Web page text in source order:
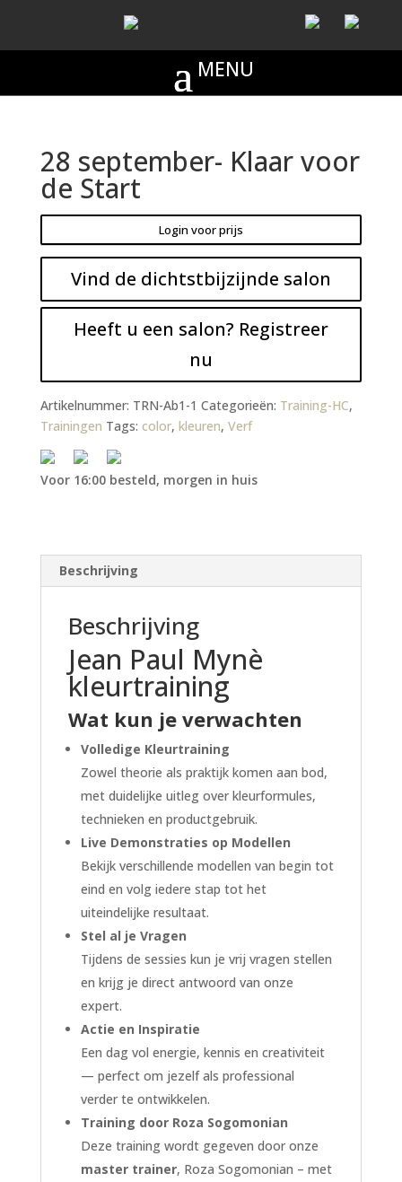
28 september- Klaar voor
de Start
Login voor prijs
Vind de dichtstbijzijnde salon
Heeft u een salon? Registreer
nu
Artikelnummer: TRN-Ab1-1 Categorieën: Training-HC,
Trainingen Tags: color, kleuren, Verf
Voor 16:00 besteld, morgen in huis
Beschrijving
Beschrijving
Jean Paul Mynè
kleurtraining
Wat kun je verwachten
Volledige Kleurtraining
Zowel theorie als praktijk komen aan bod,
met duidelijke uitleg over kleurformules,
technieken en productgebruik.
Live Demonstraties op Modellen
Bekijk verschillende modellen van begin tot
eind en volg iedere stap tot het
uiteindelijke resultaat.
Stel al je Vragen
Tijdens de sessies kun je vrij vragen stellen
en krijg je direct antwoord van onze
expert.
Actie en Inspiratie
Een dag vol energie, kennis en creativiteit
— perfect om jezelf als professional
verder te ontwikkelen.
Training door Roza Sogomonian
Deze training wordt gegeven door onze
master trainer, Roza Sogomonian – met